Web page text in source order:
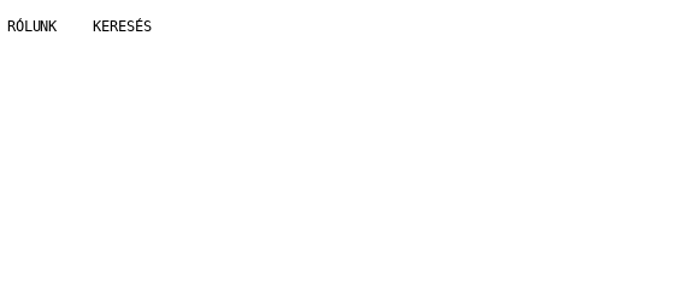
RÓLUNK KERESÉS